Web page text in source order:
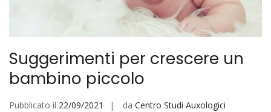
Suggerimenti per crescere un
bambino piccolo
Pubblicato il 22/09/2021 da Centro Studi Auxologici